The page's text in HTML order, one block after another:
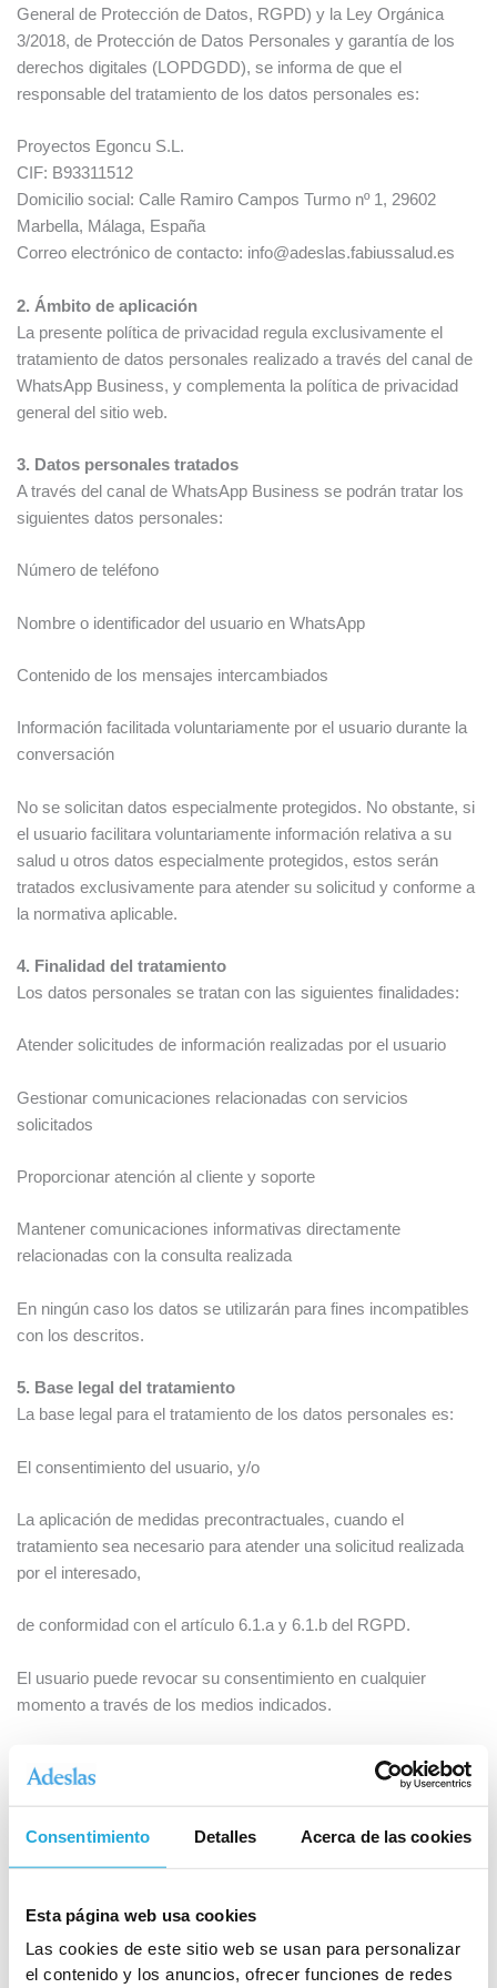
Consentimiento Detalles Acerca de las cookies
Esta página web usa cookies
Las cookies de este sitio web se usan para personalizar
el contenido y los anuncios, ofrecer funciones de redes
General de Protección de Datos, RGPD) y la Ley Orgánica
3/2018, de Protección de Datos Personales y garantía de los
derechos digitales (LOPDGDD), se informa de que el
responsable del tratamiento de los datos personales es:
Proyectos Egoncu S.L.
CIF: B93311512
Domicilio social: Calle Ramiro Campos Turmo nº 1, 29602
Marbella, Málaga, España
Correo electrónico de contacto: info@adeslas.fabiussalud.es
2. Ámbito de aplicación
La presente política de privacidad regula exclusivamente el
tratamiento de datos personales realizado a través del canal de
WhatsApp Business, y complementa la política de privacidad
general del sitio web.
3. Datos personales tratados
A través del canal de WhatsApp Business se podrán tratar los
siguientes datos personales:
Número de teléfono
Nombre o identificador del usuario en WhatsApp
Contenido de los mensajes intercambiados
Información facilitada voluntariamente por el usuario durante la
conversación
No se solicitan datos especialmente protegidos. No obstante, si
el usuario facilitara voluntariamente información relativa a su
salud u otros datos especialmente protegidos, estos serán
tratados exclusivamente para atender su solicitud y conforme a
la normativa aplicable.
4. Finalidad del tratamiento
Los datos personales se tratan con las siguientes finalidades:
Atender solicitudes de información realizadas por el usuario
Gestionar comunicaciones relacionadas con servicios
solicitados
Proporcionar atención al cliente y soporte
Mantener comunicaciones informativas directamente
relacionadas con la consulta realizada
En ningún caso los datos se utilizarán para fines incompatibles
con los descritos.
5. Base legal del tratamiento
La base legal para el tratamiento de los datos personales es:
El consentimiento del usuario, y/o
La aplicación de medidas precontractuales, cuando el
tratamiento sea necesario para atender una solicitud realizada
por el interesado,
de conformidad con el artículo 6.1.a y 6.1.b del RGPD.
El usuario puede revocar su consentimiento en cualquier
momento a través de los medios indicados.
Los datos podrán ser tratados a través de la plataforma
WhatsApp Business API, prestada por Meta Platforms, Inc., que
actúa como encargado del tratamiento.
de datos, amparadas en las cláusulas contractuales tipo
aprobadas por la Comisión Europea, conforme a la normativa
vigente.